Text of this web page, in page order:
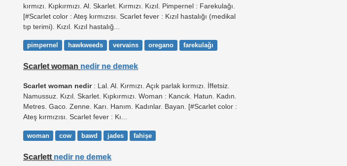
kırmızı. Kıpkırmızı. Al. Skarlet. Kırmızı. Kızıl. Pimpernel : Farekulağı.
[#Scarlet color : Ateş kırmızısı. Scarlet fever : Kızıl hastalığı (medikal
tıp terimi). Kızıl. Kızıl hastalığ...
pimpernel hawkweeds vervains oregano farekulağı
Scarlet woman nedir ne demek
Scarlet woman nedir: Lal. Al. Kırmızı. Açık parlak kırmızı. İffetsiz.
Namussuz. Kızıl. Skarlet. Kıpkırmızı. Woman : Kancık. Hatun. Kadın.
Metres. Gaco. Zenne. Karı. Hanım. Kadınlar. Bayan. [#Scarlet color :
Ateş kırmızısı. Scarlet fever : Kı...
woman cow bawd jades fahişe
Scarlett nedir ne demek